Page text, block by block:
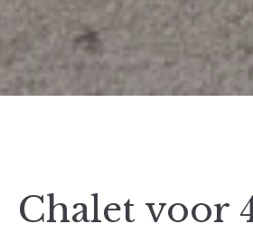
Chalet voor